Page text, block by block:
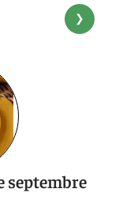
septembre